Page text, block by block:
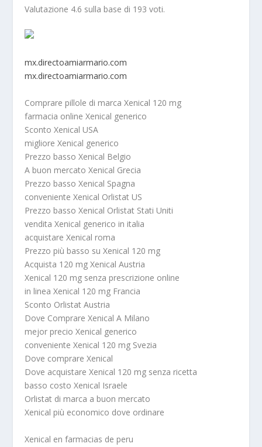
Valutazione 4.6 sulla base di 193 voti.
mx.directoamiarmario.com
mx.directoamiarmario.com
Comprare pillole di marca Xenical 120 mg
farmacia online Xenical generico
Sconto Xenical USA
migliore Xenical generico
Prezzo basso Xenical Belgio
A buon mercato Xenical Grecia
Prezzo basso Xenical Spagna
conveniente Xenical Orlistat US
Prezzo basso Xenical Orlistat Stati Uniti
vendita Xenical generico in italia
acquistare Xenical roma
Prezzo più basso su Xenical 120 mg
Acquista 120 mg Xenical Austria
Xenical 120 mg senza prescrizione online
in linea Xenical 120 mg Francia
Sconto Orlistat Austria
Dove Comprare Xenical A Milano
mejor precio Xenical generico
conveniente Xenical 120 mg Svezia
Dove comprare Xenical
Dove acquistare Xenical 120 mg senza ricetta
basso costo Xenical Israele
Orlistat di marca a buon mercato
Xenical più economico dove ordinare
Xenical en farmacias de peru